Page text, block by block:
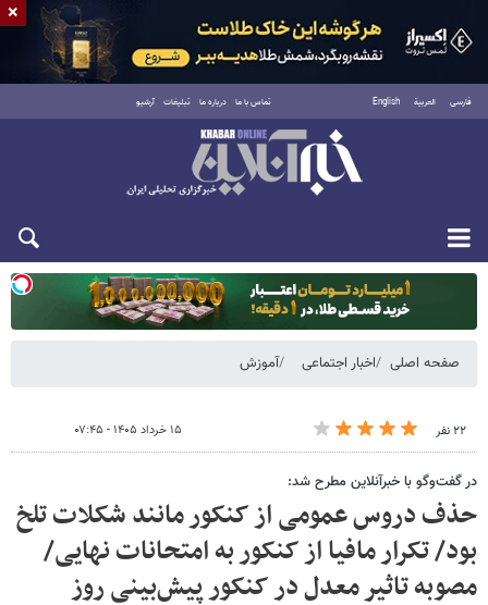
فارسی العربية English تماس با ما درباره ما تبلیغات آرشیو
دوشنبه ۱۹ مرداد ۱۴۰۵
صفحه اصلی اخبار اجتماعی آموزش
۲۲ نفر ۱۵ خرداد ۱۴۰۵ - ۰۷:۴۵
در گفت‌وگو با خبرآنلاین مطرح شد:
حذف دروس عمومی از کنکور مانند شکلات تلخ
بود/ تکرار مافیا از کنکور به امتحانات نهایی/
مصوبه تاثیر معدل در کنکور پیش‌بینی روز
×